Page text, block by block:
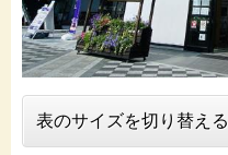
表のサイズを切り替える